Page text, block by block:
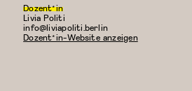
Dozent*in
Livia Politi
E-
Mail:
info@liviapoliti.berlin
Dozent*in-Website anzeigen